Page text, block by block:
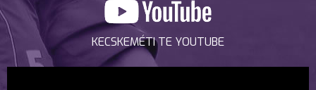
KECSKEMÉTI TE YOUTUBE